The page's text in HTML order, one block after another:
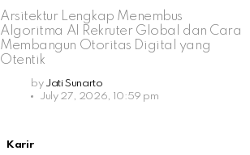
Arsitektur Lengkap Menembus
Algoritma AI Rekruter Global dan Cara
Membangun Otoritas Digital yang
Otentik
by Jati Sunarto
July 27, 2026, 10:59 pm
Karir